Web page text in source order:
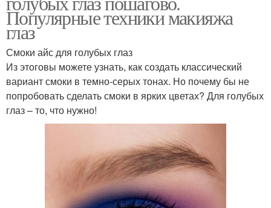
Популярные техники макияжа
глаз
Смоки айс для голубых глаз
Из этоговы можете узнать, как создать классический
вариант смоки в темно-серых тонах. Но почему бы не
попробовать сделать смоки в ярких цветах? Для голубых
глаз – то, что нужно!